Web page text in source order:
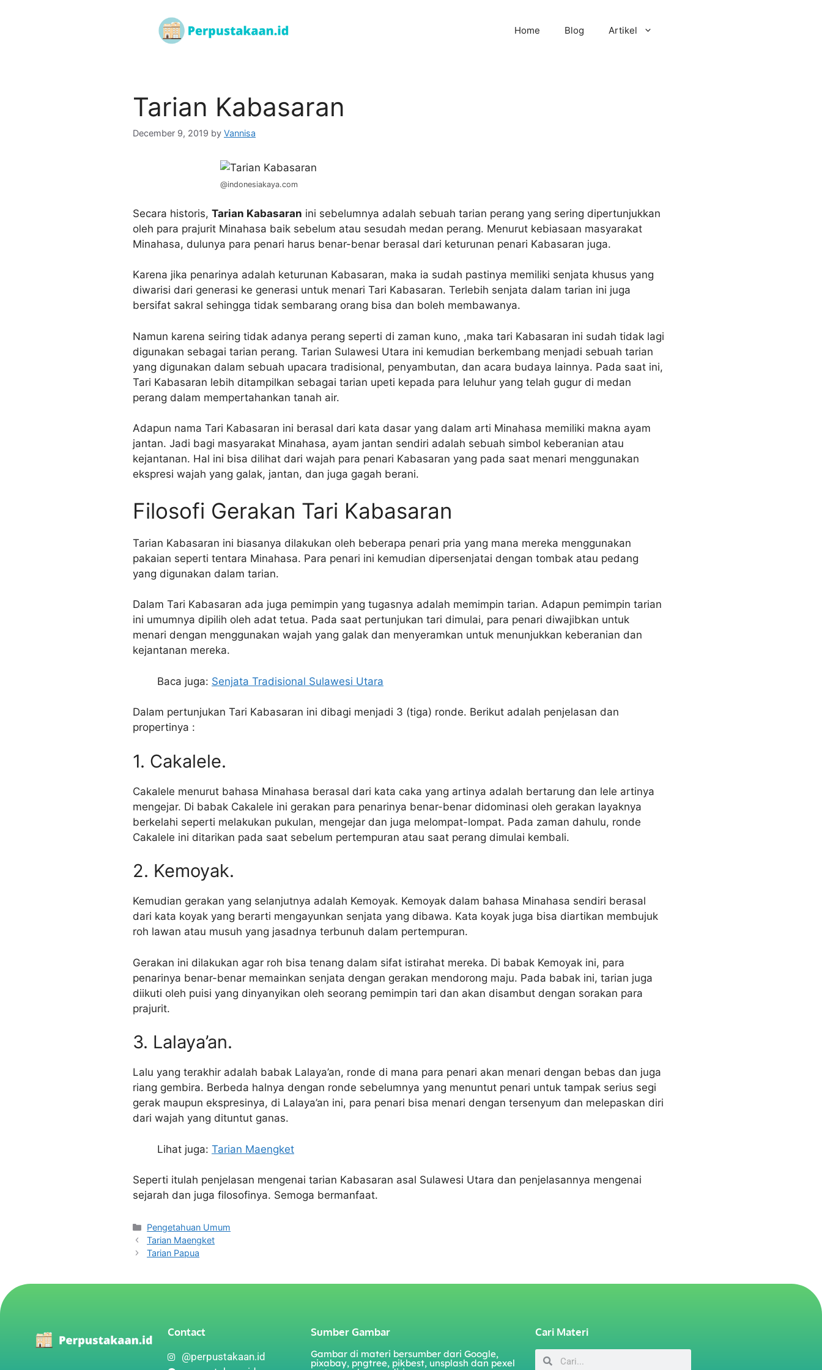
Home Blog Artikel
Tarian Kabasaran
December 9, 2019 by Vannisa
@indonesiakaya.com
Secara historis, Tarian Kabasaran ini sebelumnya adalah sebuah tarian perang yang sering dipertunjukkan
oleh para prajurit Minahasa baik sebelum atau sesudah medan perang. Menurut kebiasaan masyarakat
Minahasa, dulunya para penari harus benar-benar berasal dari keturunan penari Kabasaran juga.
Karena jika penarinya adalah keturunan Kabasaran, maka ia sudah pastinya memiliki senjata khusus yang
diwarisi dari generasi ke generasi untuk menari Tari Kabasaran. Terlebih senjata dalam tarian ini juga
bersifat sakral sehingga tidak sembarang orang bisa dan boleh membawanya.
Namun karena seiring tidak adanya perang seperti di zaman kuno, ,maka tari Kabasaran ini sudah tidak lagi
digunakan sebagai tarian perang. Tarian Sulawesi Utara ini kemudian berkembang menjadi sebuah tarian
yang digunakan dalam sebuah upacara tradisional, penyambutan, dan acara budaya lainnya. Pada saat ini,
Tari Kabasaran lebih ditampilkan sebagai tarian upeti kepada para leluhur yang telah gugur di medan
perang dalam mempertahankan tanah air.
Adapun nama Tari Kabasaran ini berasal dari kata dasar yang dalam arti Minahasa memiliki makna ayam
jantan. Jadi bagi masyarakat Minahasa, ayam jantan sendiri adalah sebuah simbol keberanian atau
kejantanan. Hal ini bisa dilihat dari wajah para penari Kabasaran yang pada saat menari menggunakan
ekspresi wajah yang galak, jantan, dan juga gagah berani.
Filosofi Gerakan Tari Kabasaran
Tarian Kabasaran ini biasanya dilakukan oleh beberapa penari pria yang mana mereka menggunakan
pakaian seperti tentara Minahasa. Para penari ini kemudian dipersenjatai dengan tombak atau pedang
yang digunakan dalam tarian.
Dalam Tari Kabasaran ada juga pemimpin yang tugasnya adalah memimpin tarian. Adapun pemimpin tarian
ini umumnya dipilih oleh adat tetua. Pada saat pertunjukan tari dimulai, para penari diwajibkan untuk
menari dengan menggunakan wajah yang galak dan menyeramkan untuk menunjukkan keberanian dan
kejantanan mereka.
Baca juga: Senjata Tradisional Sulawesi Utara
Dalam pertunjukan Tari Kabasaran ini dibagi menjadi 3 (tiga) ronde. Berikut adalah penjelasan dan
propertinya :
1. Cakalele.
Cakalele menurut bahasa Minahasa berasal dari kata caka yang artinya adalah bertarung dan lele artinya
mengejar. Di babak Cakalele ini gerakan para penarinya benar-benar didominasi oleh gerakan layaknya
berkelahi seperti melakukan pukulan, mengejar dan juga melompat-lompat. Pada zaman dahulu, ronde
Cakalele ini ditarikan pada saat sebelum pertempuran atau saat perang dimulai kembali.
2. Kemoyak.
Kemudian gerakan yang selanjutnya adalah Kemoyak. Kemoyak dalam bahasa Minahasa sendiri berasal
dari kata koyak yang berarti mengayunkan senjata yang dibawa. Kata koyak juga bisa diartikan membujuk
roh lawan atau musuh yang jasadnya terbunuh dalam pertempuran.
Gerakan ini dilakukan agar roh bisa tenang dalam sifat istirahat mereka. Di babak Kemoyak ini, para
penarinya benar-benar memainkan senjata dengan gerakan mendorong maju. Pada babak ini, tarian juga
diikuti oleh puisi yang dinyanyikan oleh seorang pemimpin tari dan akan disambut dengan sorakan para
prajurit.
3. Lalaya’an.
Lalu yang terakhir adalah babak Lalaya’an, ronde di mana para penari akan menari dengan bebas dan juga
riang gembira. Berbeda halnya dengan ronde sebelumnya yang menuntut penari untuk tampak serius segi
gerak maupun ekspresinya, di Lalaya’an ini, para penari bisa menari dengan tersenyum dan melepaskan diri
dari wajah yang dituntut ganas.
Lihat juga: Tarian Maengket
Seperti itulah penjelasan mengenai tarian Kabasaran asal Sulawesi Utara dan penjelasannya mengenai
sejarah dan juga filosofinya. Semoga bermanfaat.
Pengetahuan Umum
Tarian Maengket
Tarian Papua
Contact
@perpustakaan.id
Sumber Gambar
Gambar di materi bersumber dari Google,
pixabay, pngtree, pikbest, unsplash dan pexel
Cari Materi